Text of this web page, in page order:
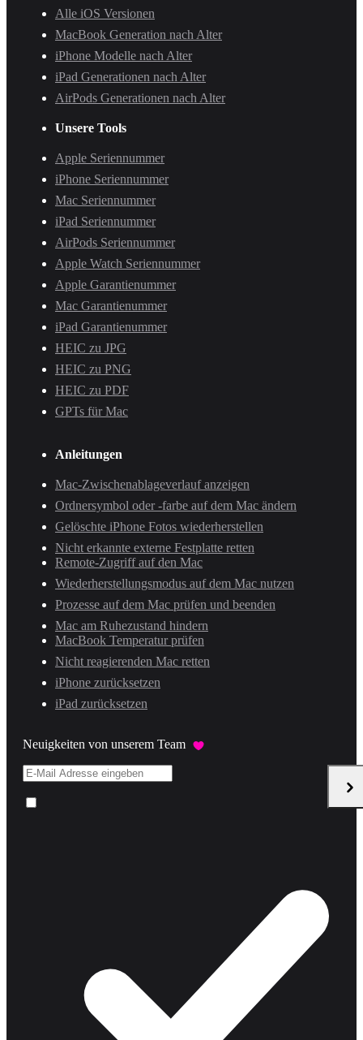
Alle iOS Versionen
MacBook Generation nach Alter
iPhone Modelle nach Alter
iPad Generationen nach Alter
AirPods Generationen nach Alter
Unsere Tools
Apple Seriennummer
iPhone Seriennummer
Mac Seriennummer
iPad Seriennummer
AirPods Seriennummer
Apple Watch Seriennummer
Apple Garantienummer
Mac Garantienummer
iPad Garantienummer
HEIC zu JPG
HEIC zu PNG
HEIC zu PDF
GPTs für Mac
Anleitungen
Mac-Zwischenablageverlauf anzeigen
Ordnersymbol oder -farbe auf dem Mac ändern
Gelöschte iPhone Fotos wiederherstellen
Nicht erkannte externe Festplatte retten
Remote-Zugriff auf den Mac
Wiederherstellungsmodus auf dem Mac nutzen
Prozesse auf dem Mac prüfen und beenden
Mac am Ruhezustand hindern
MacBook Temperatur prüfen
Nicht reagierenden Mac retten
iPhone zurücksetzen
iPad zurücksetzen
Neuigkeiten von unserem Team